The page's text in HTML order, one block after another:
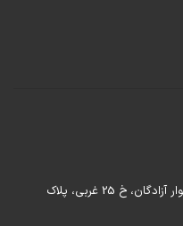
ایران، تهران، بزرگراه کردستان، بلوار آزادگان، خ 25 غربی، پلاک